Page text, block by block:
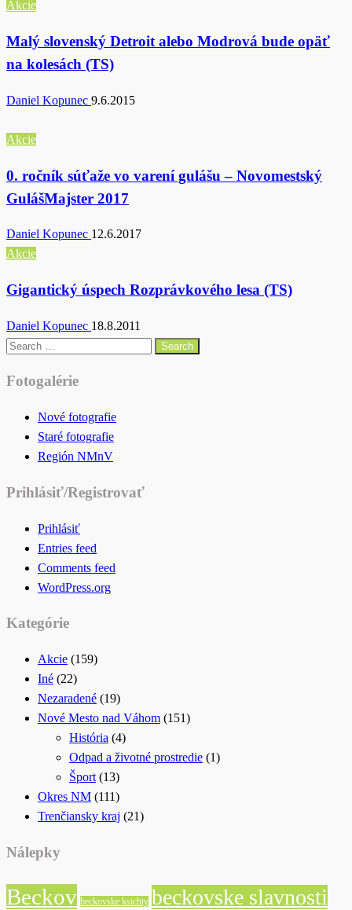
Akcie
Malý slovenský Detroit alebo Modrová bude opäť
na kolesách (TS)
Daniel Kopunec 9.6.2015
Akcie
0. ročník súťaže vo varení gulášu – Novomestský
GulášMajster 2017
Daniel Kopunec 12.6.2017
Akcie
Gigantický úspech Rozprávkového lesa (TS)
Daniel Kopunec 18.8.2011
Search
Fotogalérie
Nové fotografie
Staré fotografie
Región NMnV
Prihlásiť/Registrovať
Prihlásiť
Entries feed
Comments feed
WordPress.org
Kategórie
Akcie (159)
Iné (22)
Nezaradené (19)
Nové Mesto nad Váhom (151)
História (4)
Odpad a životné prostredie (1)
Šport (13)
Okres NM (111)
Trenčiansky kraj (21)
Nálepky
Beckov beckovske ksichty beckovske slavnosti